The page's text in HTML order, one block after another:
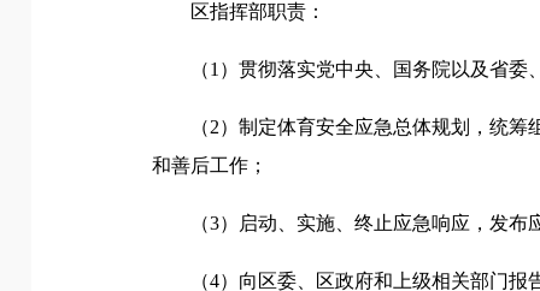
区指挥部职责：
（1）贯彻落实党中央、国务院以及省
（2）制定体育安全应急总体规划，统
和善后工作；
（3）启动、实施、终止应急响应，发布
（4）向区委、区政府和上级相关部门